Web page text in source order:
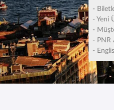
-
- Yeni
-
- PNR
-